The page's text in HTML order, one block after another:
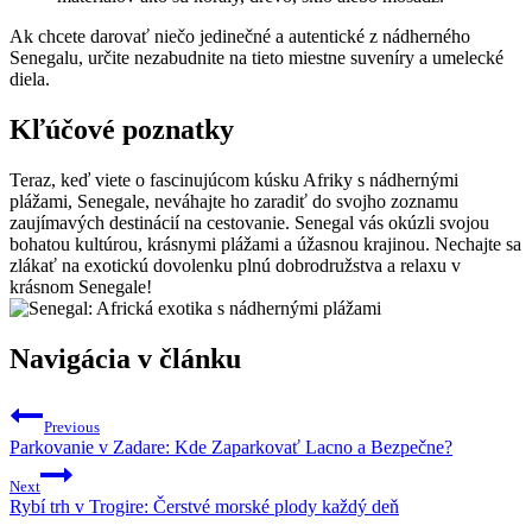
Ak chcete darovať niečo jedinečné a autentické z nádherného
Senegalu, určite nezabudnite na tieto miestne suveníry a umelecké
diela.
Kľúčové poznatky
Teraz, keď viete o fascinujúcom kúsku Afriky s nádhernými
plážami, Senegale, neváhajte ho zaradiť do svojho zoznamu
zaujímavých destinácií na cestovanie. Senegal vás okúzli svojou
bohatou kultúrou, krásnymi plážami a úžasnou krajinou. Nechajte sa
zlákať na exotickú dovolenku plnú dobrodružstva a relaxu v
krásnom Senegale!
Navigácia v článku
Previous
Parkovanie v Zadare: Kde Zaparkovať Lacno a Bezpečne?
Next
Rybí trh v Trogire: Čerstvé morské plody každý deň